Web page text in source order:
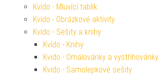
Kvído - Mluvící tablík
Kvído - Obrázkové aktivity
Kvído - Sešity a knihy
Kvído - Knihy
Kvído - Omalovánky a vystřihovánky
Kvído - Samolepkové sešity